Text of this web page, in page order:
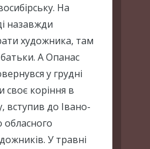
На
назавжди
художника, там
А Опанас
у грудні
своє коріння в
вступив до Івано-
обласного
У травні